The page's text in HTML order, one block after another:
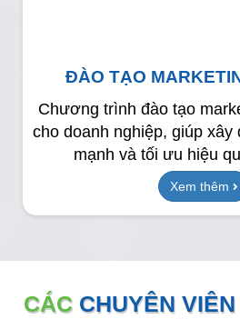
ĐÀO TẠO
Chương trình đào tạo
cho doanh nghiệp, giúp
mạnh và tối ưu hiệu
Xem thêm
CÁC CHUYÊN